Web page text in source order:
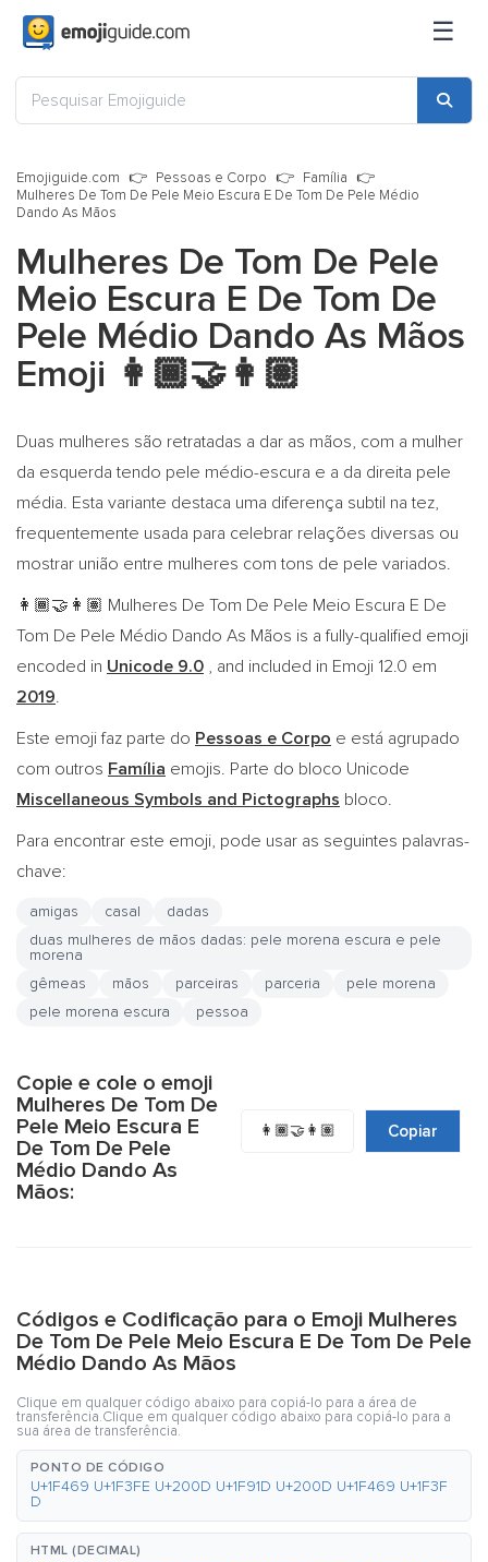
☰
Emojiguide.com Pessoas e Corpo
Família
Mulheres De Tom De Pele Meio Escura E De Tom De Pele Médio
Dando As Mãos
Mulheres De Tom De Pele
Meio Escura E De Tom De
Pele Médio Dando As Mãos
Emoji 👩🏾‍🤝‍👩🏽
Duas mulheres são retratadas a dar as mãos, com a mulher
da esquerda tendo pele médio-escura e a da direita pele
média. Esta variante destaca uma diferença subtil na tez,
frequentemente usada para celebrar relações diversas ou
mostrar união entre mulheres com tons de pele variados.
👩🏾‍🤝‍👩🏽 Mulheres De Tom De Pele Meio Escura E De
Tom De Pele Médio Dando As Mãos is a fully-qualified emoji
encoded in Unicode 9.0 , and included in Emoji 12.0 em
2019.
Este emoji faz parte do Pessoas e Corpo e está agrupado
com outros Família emojis. Parte do bloco Unicode
Miscellaneous Symbols and Pictographs bloco.
Para encontrar este emoji, pode usar as seguintes palavras-
chave:
amigas casal
dadas
duas mulheres de mãos dadas: pele morena escura e pele
morena
gêmeas
mãos parceiras parceria
pele morena
pele morena escura
pessoa
Copie e cole o emoji
Mulheres De Tom De
Pele Meio Escura E
De Tom De Pele
Médio Dando As
Mãos:
👩🏾‍🤝‍👩🏽 Copiar
Códigos e Codificação para o Emoji Mulheres
De Tom De Pele Meio Escura E De Tom De Pele
Médio Dando As Mãos
Clique em qualquer código abaixo para copiá-lo para a área de
transferência.Clique em qualquer código abaixo para copiá-lo para a
sua área de transferência.
PONTO DE CÓDIGO
U+1F469 U+1F3FE U+200D U+1F91D U+200D U+1F469 U+1F3F
D
HTML (DECIMAL)